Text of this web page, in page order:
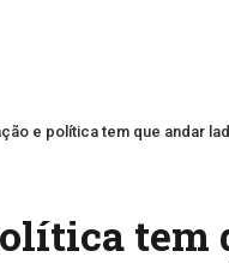
e política tem que andar
tem